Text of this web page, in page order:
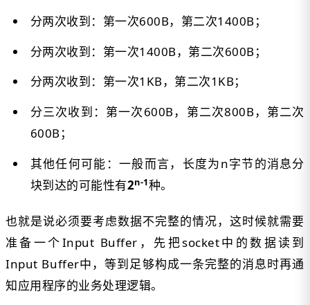
分两次收到：第一次600B，第二次1400B；
分两次收到：第一次1400B，第二次600B；
分两次收到：第一次1KB，第二次1KB；
分三次收到：第一次600B，第二次800B，第二次
600B；
其他任何可能：一般而言，长度为n字节的消息分
块到达的可能性有2n-1种。
也就是说必须要考虑数据不完整的情况，这时候就需要
准备一个Input Buffer，先把socket中的数据读到
Input Buffer中，等到足够构成一条完整的消息时再通
知应用程序的业务处理逻辑。